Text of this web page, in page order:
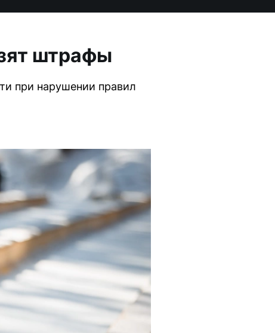
штрафы
при нарушении правил